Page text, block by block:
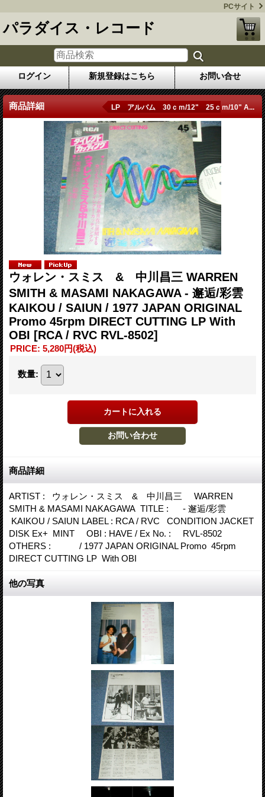
PCサイト
パラダイス・レコード
ログイン 新規登録はこちら お問い合せ
商品詳細 LP アルバム 30ｃｍ/12" 25ｃｍ/10" A...
ウォレン・スミス & 中川昌三 WARREN
SMITH & MASAMI NAKAGAWA - 邂逅/彩雲
KAIKOU / SAIUN / 1977 JAPAN ORIGINAL
Promo 45rpm DIRECT CUTTING LP With
OBI [RCA / RVC RVL-8502]
PRICE: 5,280円(税込)
数量:
商品詳細
ARTIST : ウォレン・スミス & 中川昌三 WARREN
SMITH & MASAMI NAKAGAWA TITLE : - 邂逅/彩雲
KAIKOU / SAIUN LABEL : RCA / RVC CONDITION JACKET
DISK Ex+ MINT OBI : HAVE / Ex No. : RVL-8502
OTHERS : / 1977 JAPAN ORIGINAL Promo 45rpm
DIRECT CUTTING LP With OBI
他の写真